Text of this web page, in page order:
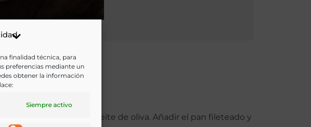
finalidad técnica, para
preferencias mediante un
obtener la información
Siempre activo
Sacar y escurrir del aceite de oliva. Añadir el pan fileteado y